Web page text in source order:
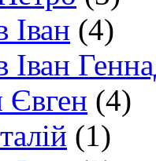
Іван (4)
Іван
Євген (4)
(1)